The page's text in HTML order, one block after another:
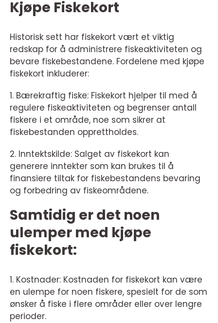
Kjøpe Fiskekort
Historisk sett har fiskekort vært et viktig
redskap for å administrere fiskeaktiviteten og
bevare fiskebestandene. Fordelene med kjøpe
fiskekort inkluderer:
1. Bærekraftig fiske: Fiskekort hjelper til med å
regulere fiskeaktiviteten og begrenser antall
fiskere i et område, noe som sikrer at
fiskebestanden opprettholdes.
2. Inntektskilde: Salget av fiskekort kan
generere inntekter som kan brukes til å
finansiere tiltak for fiskebestandens bevaring
og forbedring av fiskeområdene.
Samtidig er det noen
ulemper med kjøpe
fiskekort:
1. Kostnader: Kostnaden for fiskekort kan være
en ulempe for noen fiskere, spesielt for de som
ønsker å fiske i flere områder eller over lengre
perioder.